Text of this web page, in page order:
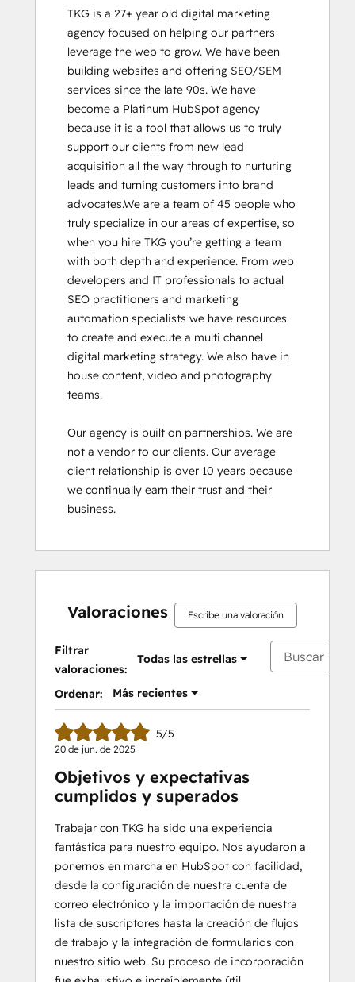
Social Media Marketing Certification
Course
TKG is a 27+ year old digital marketing
agency focused on helping our partners
leverage the web to grow. We have been
building websites and offering SEO/SEM
services since the late 90s. We have
become a Platinum HubSpot agency
because it is a tool that allows us to truly
support our clients from new lead
acquisition all the way through to nurturing
leads and turning customers into brand
advocates.We are a team of 45 people who
truly specialize in our areas of expertise, so
when you hire TKG you’re getting a team
with both depth and experience. From web
developers and IT professionals to actual
SEO practitioners and marketing
automation specialists we have resources
to create and execute a multi channel
digital marketing strategy. We also have in
house content, video and photography
teams.
Our agency is built on partnerships. We are
not a vendor to our clients. Our average
client relationship is over 10 years because
we continually earn their trust and their
business.
Valoraciones Escribe una valoración
Filtrar
valoraciones:
Todas las estrellas
Ordenar: Más recientes
5/5
20 de jun. de 2025
Objetivos y expectativas
cumplidos y superados
Trabajar con TKG ha sido una experiencia
fantástica para nuestro equipo. Nos ayudaron a
ponernos en marcha en HubSpot con facilidad,
desde la configuración de nuestra cuenta de
correo electrónico y la importación de nuestra
lista de suscriptores hasta la creación de flujos
de trabajo y la integración de formularios con
nuestro sitio web. Su proceso de incorporación